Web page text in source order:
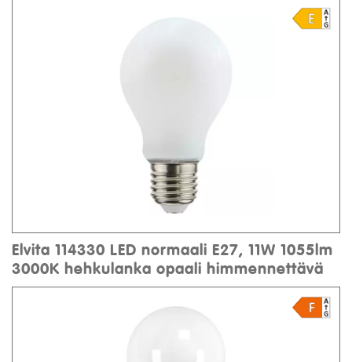
Elvita 114330 LED normaali E27, 11W 1055lm
3000K hehkulanka opaali himmennettävä